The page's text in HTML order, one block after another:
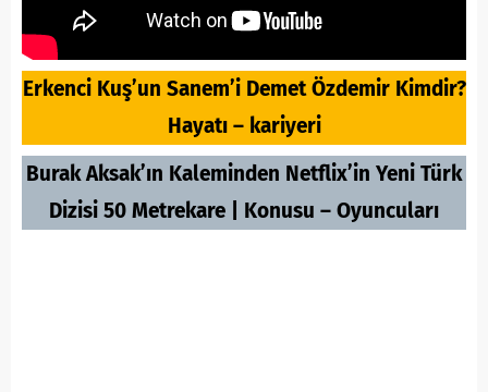
Erkenci Kuş’un Sanem’i Demet Özdemir Kimdir?
Hayatı – kariyeri
Burak Aksak’ın Kaleminden Netflix’in Yeni Türk
Dizisi 50 Metrekare | Konusu – Oyuncuları